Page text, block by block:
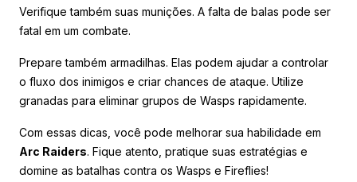
Verifique também suas munições. A falta de balas pode ser
fatal em um combate.
Prepare também armadilhas. Elas podem ajudar a controlar
o fluxo dos inimigos e criar chances de ataque. Utilize
granadas para eliminar grupos de Wasps rapidamente.
Com essas dicas, você pode melhorar sua habilidade em
Arc Raiders. Fique atento, pratique suas estratégias e
domine as batalhas contra os Wasps e Fireflies!